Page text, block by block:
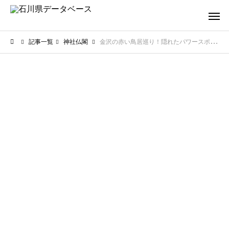
記事一覧 神社仏閣 金沢の赤い鳥居巡り！隠れたパワースポット【写真映え抜群】